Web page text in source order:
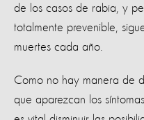
de los casos de rabia, y
totalmente prevenible,
muertes cada año.
Como no hay manera de
que aparezcan los